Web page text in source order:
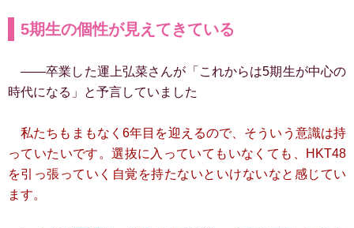
5期生の個性が見えてきている
――卒業した運上弘菜さんが「これからは5期生が中心の
時代になる」と予言していました
私たちもまもなく6年目を迎えるので、そういう意識は持
っていたいです。選抜に入っていてもいなくても、HKT48
を引っ張っていく自覚を持たないといけないなと感じてい
ます。